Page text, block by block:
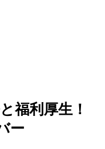
福利厚生！
ー